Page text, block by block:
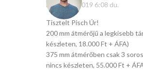
március 4, 2019 6:08 du.
Tisztelt Pisch Úr!
200 mm átmérőjű a legkisebb
készleten, 18.000 Ft + ÁFA)
375 mm átmérőben csak 3
nincs készleten, 55.000 Ft +